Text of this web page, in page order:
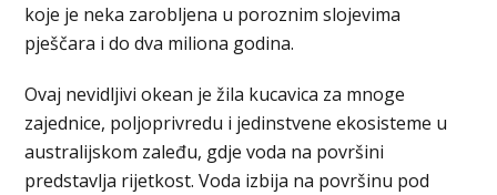
koje je neka zarobljena u poroznim slojevima
pješčara i do dva miliona godina.
Ovaj nevidljivi okean je žila kucavica za mnoge
zajednice, poljoprivredu i jedinstvene ekosisteme u
australijskom zaleđu, gdje voda na površini
predstavlja rijetkost. Voda izbija na površinu pod